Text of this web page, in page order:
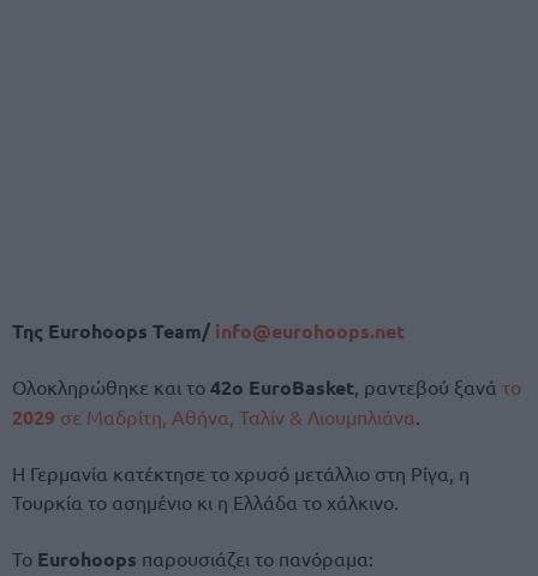
Της Eurohoops Team/ info@eurohoops.net
Ολοκληρώθηκε και το 42ο EuroBasket, ραντεβού ξανά το
2029 σε Μαδρίτη, Αθήνα, Ταλίν & Λιουμπλιάνα.
Η Γερμανία κατέκτησε το χρυσό μετάλλιο στη Ρίγα, η
Τουρκία το ασημένιο κι η Ελλάδα το χάλκινο.
Το Eurohoops παρουσιάζει το πανόραμα: